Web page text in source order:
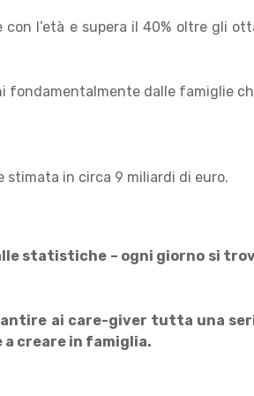
l’età e supera il 40% oltre gli
fondamentalmente dalle famiglie
stimata in circa 9 miliardi di euro.
statistiche – ogni giorno si
ai care-giver tutta una
creare in famiglia.